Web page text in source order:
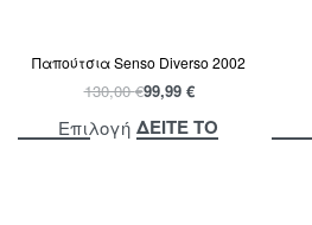
Παπούτσια Senso Diverso 2002
130,00€99,99 €
Επιλογή ΔΕΙΤΕ ΤΟ